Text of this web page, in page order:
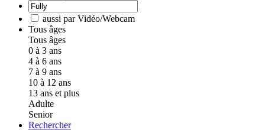
aussi par Vidéo/Webcam
Tous âges
Tous âges
0 à 3 ans
4 à 6 ans
7 à 9 ans
10 à 12 ans
13 ans et plus
Adulte
Senior
Rechercher